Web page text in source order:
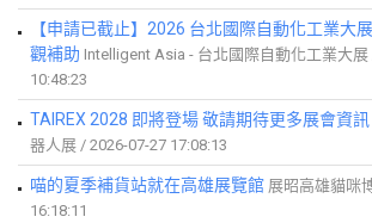
【申請已截止】2026 台北國際自動化工業大
觀補助 Intelligent Asia - 台北國際自動化工業大展
10:48:23
TAIREX 2028 即將登場 敬請期待更多展會資訊
器人展 / 2026-07-27 17:08:13
喵的夏季補貨站就在高雄展覽館 展昭高雄貓咪
16:18:11